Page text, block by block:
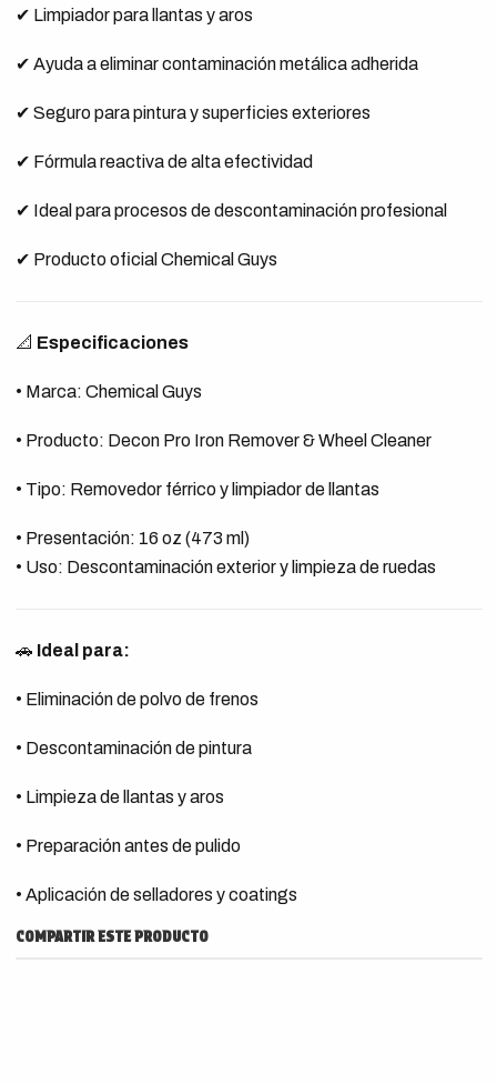
✔ Limpiador para llantas y aros
✔ Ayuda a eliminar contaminación metálica adherida
✔ Seguro para pintura y superficies exteriores
✔ Fórmula reactiva de alta efectividad
✔ Ideal para procesos de descontaminación profesional
✔ Producto oficial Chemical Guys
📐 Especificaciones
• Marca: Chemical Guys
• Producto: Decon Pro Iron Remover & Wheel Cleaner
• Tipo: Removedor férrico y limpiador de llantas
• Presentación: 16 oz (473 ml)
• Uso: Descontaminación exterior y limpieza de ruedas
🚗 Ideal para:
• Eliminación de polvo de frenos
• Descontaminación de pintura
• Limpieza de llantas y aros
• Preparación antes de pulido
• Aplicación de selladores y coatings
COMPARTIR ESTE PRODUCTO